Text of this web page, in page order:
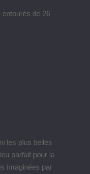
de 26
les plus belles
parfait pour la
imaginées par